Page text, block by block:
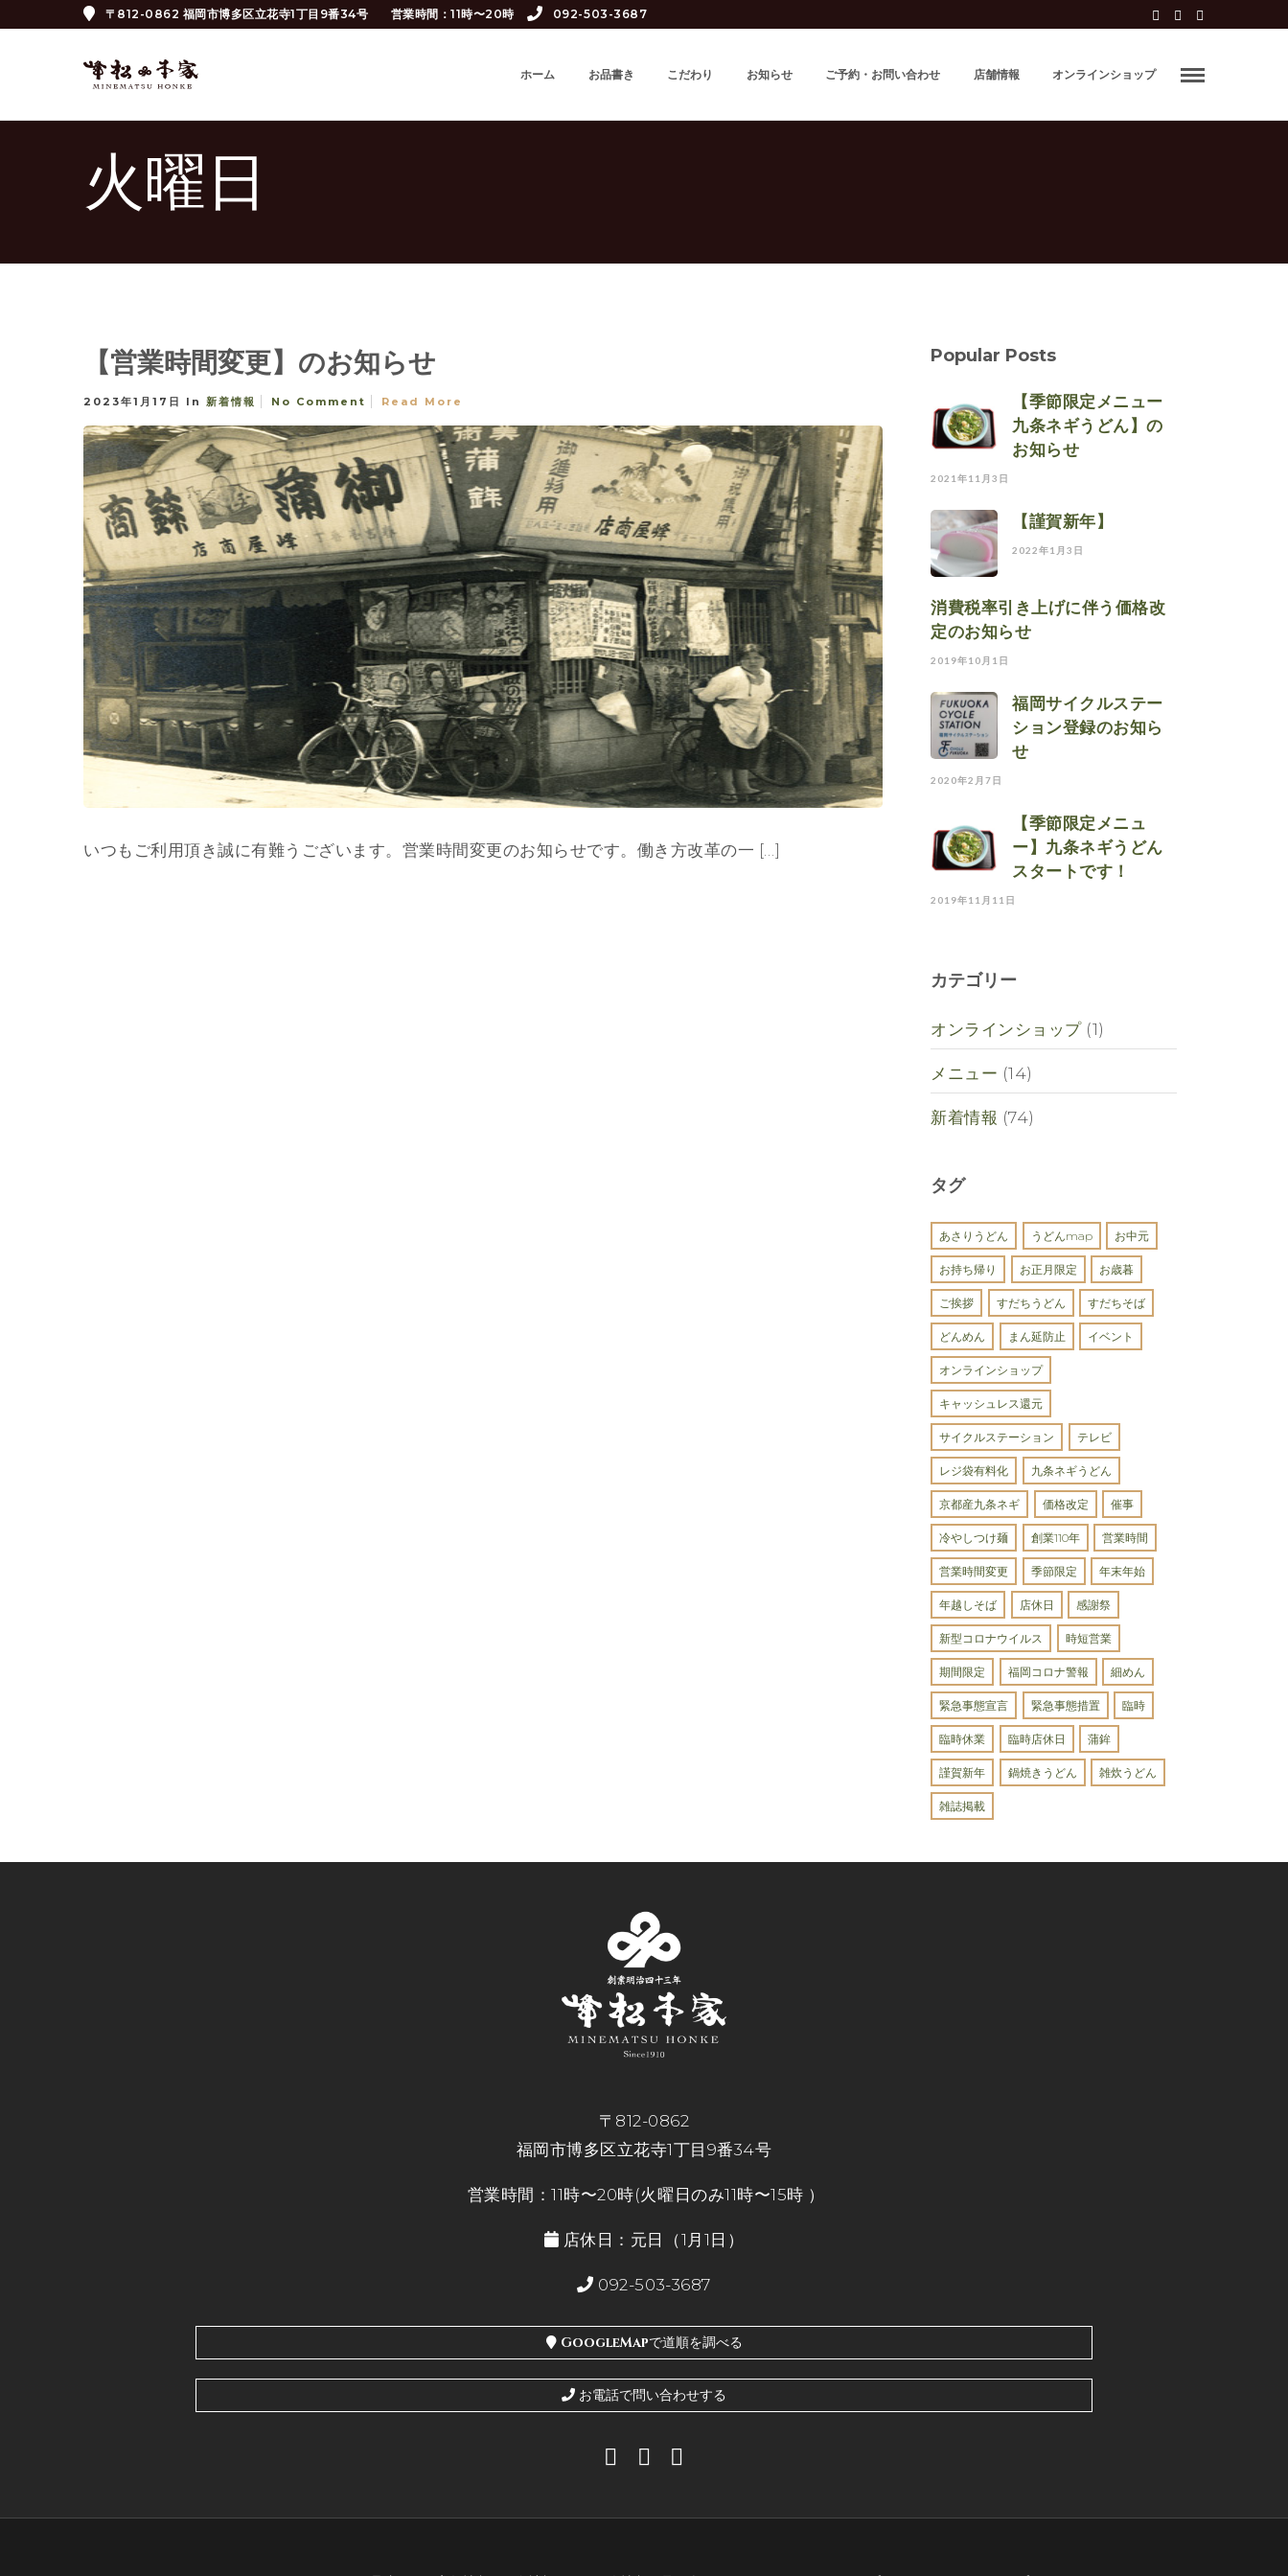
〒812-0862 福岡市博多区立花寺1丁目9番34号 営業時間：11時〜20時 092-503-3687
ホーム お品書き こだわり お知らせ ご予約・お問い合わせ 店舗情報 オンラインショップ
火曜日
【営業時間変更】のお知らせ
2023年1月17日 In 新着情報 No Comment Read More
いつもご利用頂き誠に有難うございます。営業時間変更のお知らせです。働き方改革の一 […]
Popular Posts
【季節限定メニュー
九条ネギうどん】の
お知らせ
2021年11月3日
【謹賀新年】
2022年1月3日
消費税率引き上げに伴う価格改
定のお知らせ
2019年10月1日
福岡サイクルステー
ション登録のお知ら
せ
2020年2月7日
【季節限定メニュ
ー】九条ネギうどん
スタートです！
2019年11月11日
カテゴリー
オンラインショップ(1)
メニュー (14)
新着情報 (74)
タグ
あさりうどん うどんmap お中元
お持ち帰り お正月限定 お歳暮
ご挨拶 すだちうどん すだちそば
どんめん まん延防止 イベント
オンラインショップ
キャッシュレス還元
サイクルステーション テレビ
レジ袋有料化 九条ネギうどん
京都産九条ネギ 価格改定 催事
冷やしつけ麺 創業110年 営業時間
営業時間変更 季節限定 年末年始
年越しそば 店休日 感謝祭
新型コロナウイルス 時短営業
期間限定 福岡コロナ警報 細めん
緊急事態宣言 緊急事態措置 臨時
臨時休業 臨時店休日 蒲鉾
謹賀新年 鍋焼きうどん 雑炊うどん
雑誌掲載
〒812-0862
福岡市博多区立花寺1丁目9番34号
営業時間：11時〜20時(火曜日のみ11時〜15時 ）
店休日：元日（1月1日）
092-503-3687
GoogleMapで道順を調べる
お電話で問い合わせする